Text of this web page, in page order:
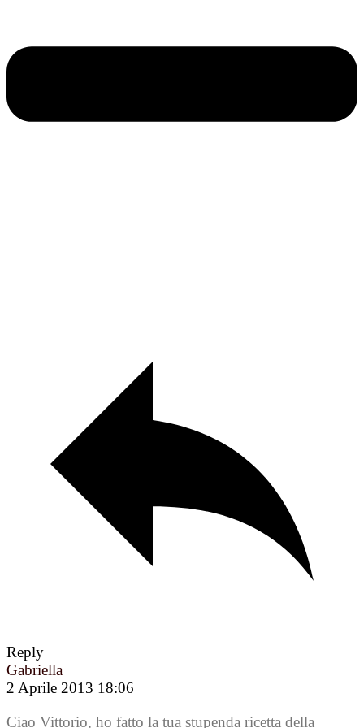
Reply
Gabriella
2 Aprile 2013 18:06
Ciao Vittorio, ho fatto la tua stupenda ricetta della